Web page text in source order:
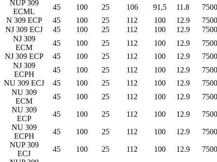
NUP 309
ECML
45 100 25 106 91,5 11.8
7500
N 309 ECP
45 100 25 112 100 12.9
7500
NJ 309 ECJ
45 100 25 112 100 12.9
7500
NJ 309
ECM
45 100 25 112 100 12.9
7500
NJ 309 ECP
45 100 25 112 100 12.9
7500
NJ 309
ECPH
45 100 25 112 100 12.9
7500
NU 309 ECJ
45 100 25 112 100 12.9
7500
NU 309
ECM
45 100 25 112 100 12.9
7500
NU 309
ECP
45 100 25 112 100 12.9
7500
NU 309
ECPH
45 100 25 112 100 12.9
7500
NUP 309
ECJ
45 100 25 112 100 12.9
7500